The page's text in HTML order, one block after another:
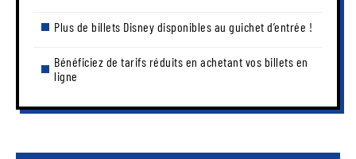
Plus de billets Disney disponibles au guichet d’entrée !
Bénéficiez de tarifs réduits en achetant vos billets en
ligne